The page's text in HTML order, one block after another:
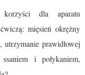
dla aparatu
mięsień okrężny
prawidłowej
i połykaniem,